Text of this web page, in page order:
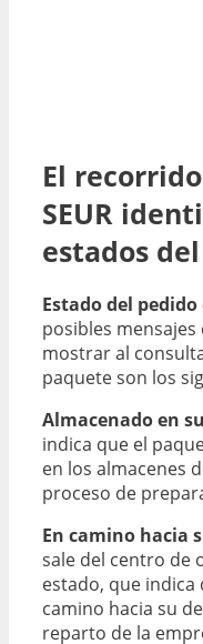
El
SEUR
estados
Estado del pedido
posibles
mostrar al
paquete son los
Almacenado en
indica que el
en los almacenes
proceso de
En camino hacia
sale del centro de
estado, que indica
camino hacia su
reparto de la